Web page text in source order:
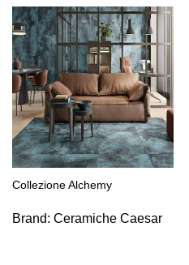
Collezione Alchemy
Brand: Ceramiche Caesar